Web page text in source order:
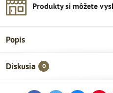
Produkty si môžete
Popis
Diskusia 0